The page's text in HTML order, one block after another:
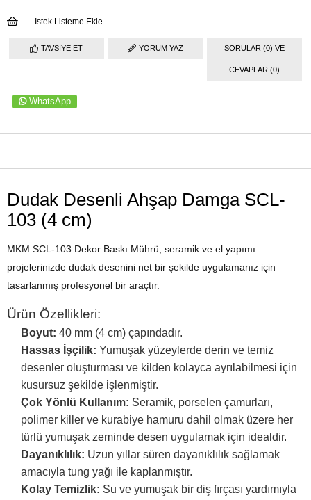
İstek Listeme Ekle
TAVSIYE ET YORUM YAZ SORULAR (0) VE
CEVAPLAR (0)
WhatsApp
Dudak Desenli Ahşap Damga SCL-
103 (4 cm)
MKM SCL-103 Dekor Baskı Mührü, seramik ve el yapımı
projelerinizde dudak desenini net bir şekilde uygulamanız için
tasarlanmış profesyonel bir araçtır.
Ürün Özellikleri:
Boyut: 40 mm (4 cm) çapındadır.
Hassas İşçilik: Yumuşak yüzeylerde derin ve temiz
desenler oluşturması ve kilden kolayca ayrılabilmesi için
kusursuz şekilde işlenmiştir.
Çok Yönlü Kullanım: Seramik, porselen çamurları,
polimer killer ve kurabiye hamuru dahil olmak üzere her
türlü yumuşak zeminde desen uygulamak için idealdir.
Dayanıklılık: Uzun yıllar süren dayanıklılık sağlamak
amacıyla tung yağı ile kaplanmıştır.
Kolay Temizlik: Su ve yumuşak bir diş fırçası yardımıyla